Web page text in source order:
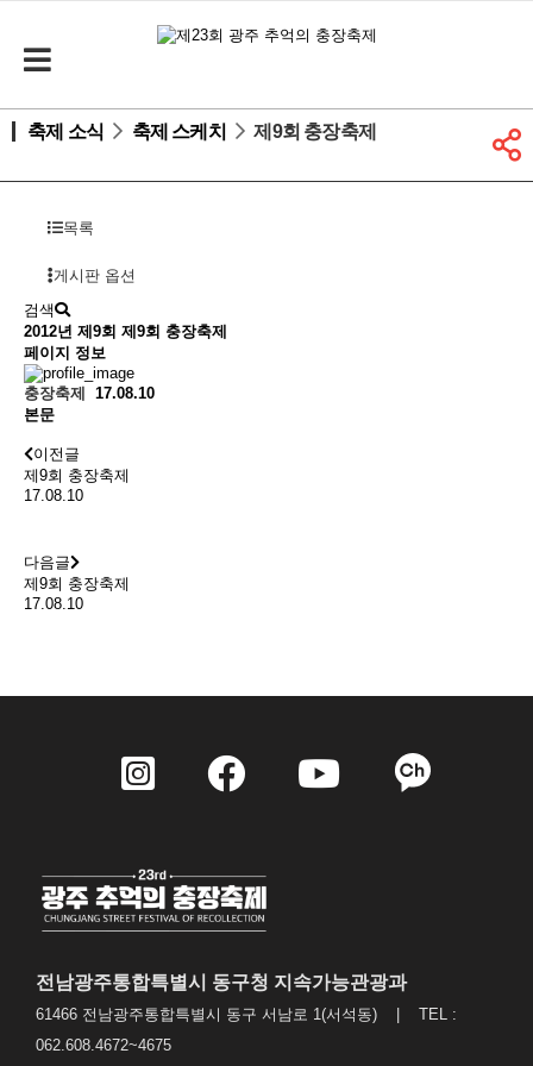
축제 소식 축제 스케치 제9회 충장축제
목록
게시판 옵션
검색
2012년 제9회 제9회 충장축제
페이지 정보
충장축제
17.08.10
본문
이전글
제9회 충장축제
17.08.10
다음글
제9회 충장축제
17.08.10
전남광주통합특별시 동구청 지속가능관광과
61466 전남광주통합특별시 동구 서남로 1(서석동) | TEL :
062.608.4672~4675